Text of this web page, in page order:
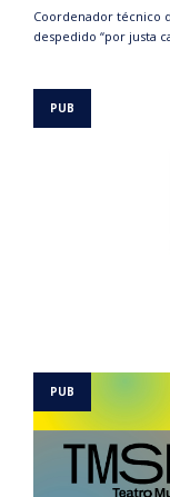
Coordenador técnico
despedido “por justa